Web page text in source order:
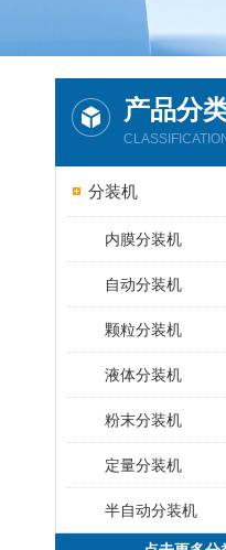
产品分
分装机
内膜分装机
自动分装机
颗粒分装机
液体分装机
粉末分装机
定量分装机
半自动分装机